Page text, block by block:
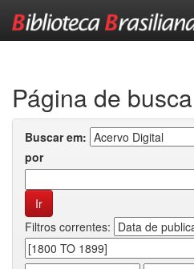
Página de busca
Buscar em:
por
Filtros correntes: